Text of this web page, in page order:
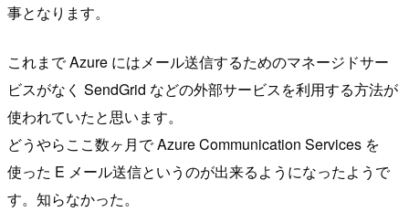
事となります。
これまで Azure にはメール送信するためのマネージドサー
ビスがなく SendGrid などの外部サービスを利用する方法が
使われていたと思います。
どうやらここ数ヶ月で Azure Communication Services を
使った E メール送信というのが出来るようになったようで
す。知らなかった。